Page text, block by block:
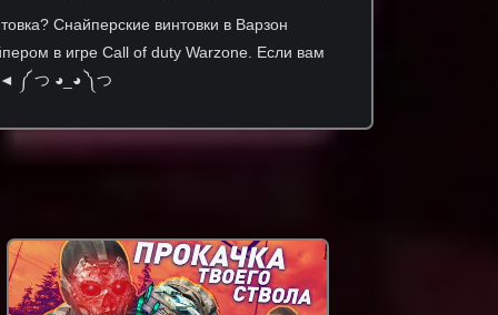
Снайперские винтовки в Варзон
в игре Call of duty Warzone. Если вам
༼ つ ◕_◕ ༽つ